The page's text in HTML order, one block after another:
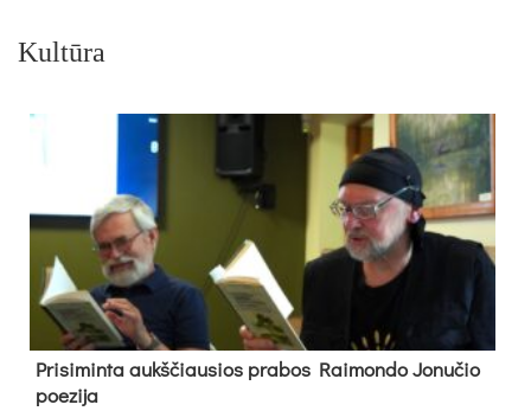
Kultūra
Pri­si­min­ta aukš­čiau­sios pra­bos Rai­mon­do Jo­nu­čio
poe­zi­ja